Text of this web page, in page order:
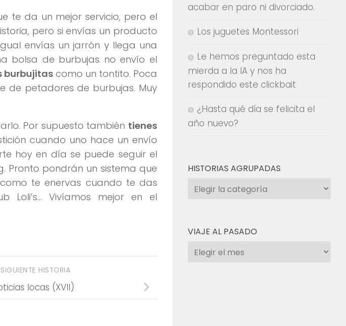
te da un mejor servicio, pero el
pero si envías un producto
envías un jarrón y llega una
bolsa de burbujas no envío el
burbujitas como un tontito. Poca
de petadores de burbujas. Muy
Por supuesto también tienes
cuando uno hace un envío
hoy en día se puede seguir el
Pronto pondrán un sistema que
te enervas cuando te das
Vivíamos mejor en el
SIGUIENTE HISTORIA
locas (XVII)
acabar en paro ni divorciado.
Los juguetes Montessori
Le hemos preguntado esta
mierda a la IA y nos ha
respondido este clickbait
¿Hasta qué día se felicita el
año nuevo?
HISTORIAS AGRUPADAS
Historias
agrupadas
VIAJE AL PASADO
Viaje